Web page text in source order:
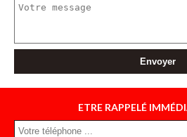
ETRE RAPPELÉ